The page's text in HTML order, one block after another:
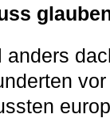
anders